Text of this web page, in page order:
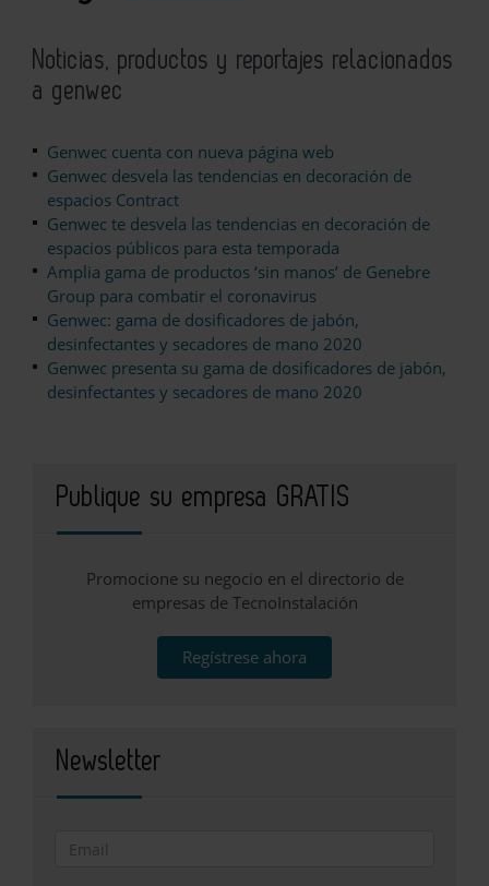
Noticias, productos y reportajes relacionados
a genwec
Genwec cuenta con nueva página web
Genwec desvela las tendencias en decoración de
espacios Contract
Genwec te desvela las tendencias en decoración de
espacios públicos para esta temporada
Amplia gama de productos ‘sin manos’ de Genebre
Group para combatir el coronavirus
Genwec: gama de dosificadores de jabón,
desinfectantes y secadores de mano 2020
Genwec presenta su gama de dosificadores de jabón,
desinfectantes y secadores de mano 2020
Publique su empresa GRATIS
Promocione su negocio en el directorio de
empresas de TecnoInstalación
Regístrese ahora
Newsletter